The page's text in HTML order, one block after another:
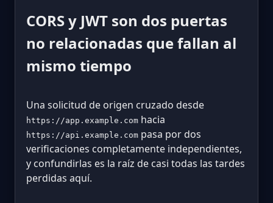
CORS y JWT son dos puertas
no relacionadas que fallan al
mismo tiempo
Una solicitud de origen cruzado desde
https://app.example.com hacia
https://api.example.com pasa por dos
verificaciones completamente independientes,
y confundirlas es la raíz de casi todas las tardes
perdidas aquí.